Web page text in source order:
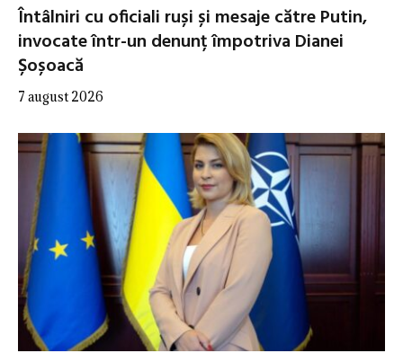
Întâlniri cu oficiali ruși și mesaje către Putin,
invocate într-un denunț împotriva Dianei
Șoșoacă
7 august 2026